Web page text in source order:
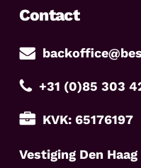
Contact
+31 (0)85 303
KVK: 65176197
Vestiging Den Haag